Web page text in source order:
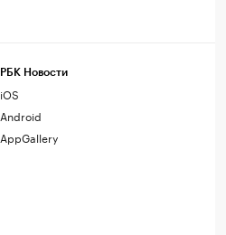
РБК Новости
iOS
Android
AppGallery